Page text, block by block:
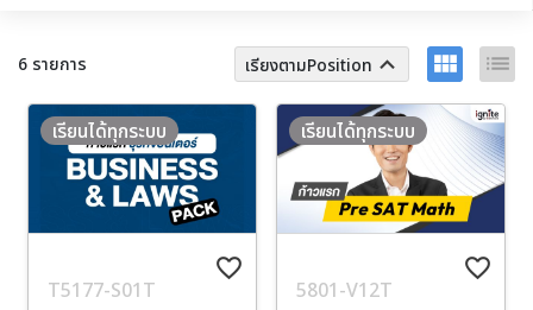
import_contacts วางแผนการเรียน
เข้าสู่ระบบ
6 รายการ เรียงตามPosition keyboard_arrow_up view_module list
favorite_border
T5177-S01T
เรียนได้ทุกระบบ
favorite_border
5801-V12T
เรียนได้ทุกระบบ